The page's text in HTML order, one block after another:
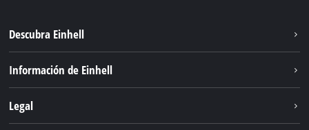
Descubra Einhell
Información de Einhell
Legal